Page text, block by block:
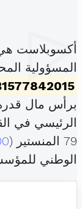
أكسوبلاست
المسؤولية
برأس مال
الرئيسي في
79 المنستير (
الوطني